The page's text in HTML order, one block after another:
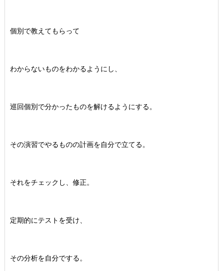
個別で教えてもらって
わからないものをわかるようにし、
巡回個別で分かったものを解けるようにする。
その演習でやるものの計画を自分で立てる。
それをチェックし、修正。
定期的にテストを受け、
その分析を自分でする。